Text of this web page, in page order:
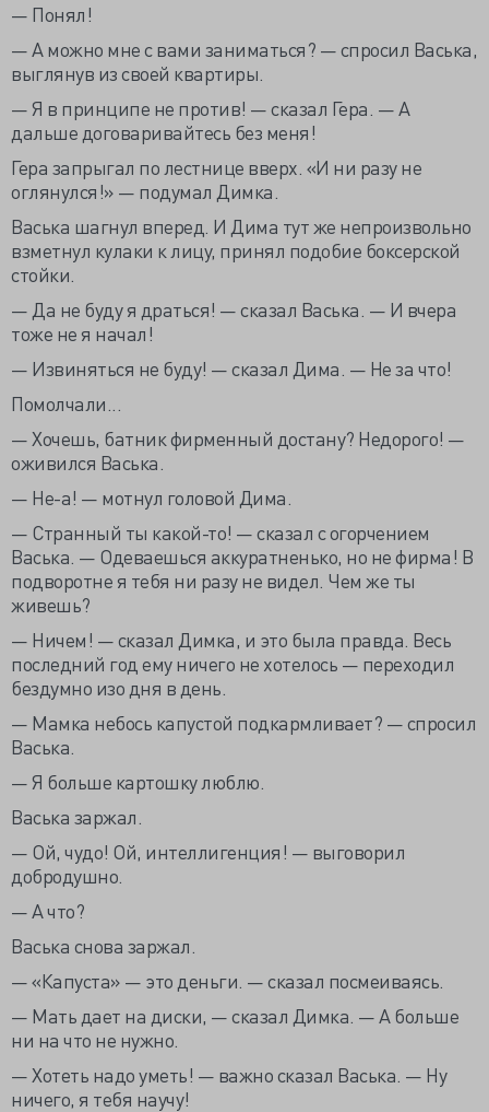
— Понял!
— А можно мне с вами заниматься? — спросил Васька,
выглянув из своей квартиры.
— Я в принципе не против! — сказал Гера. — А
дальше договаривайтесь без меня!
Гера запрыгал по лестнице вверх. «И ни разу не
оглянулся!» — подумал Димка.
Васька шагнул вперед. И Дима тут же непроизвольно
взметнул кулаки к лицу, принял подобие боксерской
стойки.
— Да не буду я драться! — сказал Васька. — И вчера
тоже не я начал!
— Извиняться не буду! — сказал Дима. — Не за что!
Помолчали...
— Хочешь, батник фирменный достану? Недорого! —
оживился Васька.
— Не-а! — мотнул головой Дима.
— Странный ты какой-то! — сказал с огорчением
Васька. — Одеваешься аккуратненько, но не фирма! В
подворотне я тебя ни разу не видел. Чем же ты
живешь?
— Ничем! — сказал Димка, и это была правда. Весь
последний год ему ничего не хотелось — переходил
бездумно изо дня в день.
— Мамка небось капустой подкармливает? — спросил
Васька.
— Я больше картошку люблю.
Васька заржал.
— Ой, чудо! Ой, интеллигенция! — выговорил
добродушно.
— А что?
Васька снова заржал.
— «Капуста» — это деньги. — сказал посмеиваясь.
— Мать дает на диски, — сказал Димка. — А больше
ни на что не нужно.
— Хотеть надо уметь! — важно сказал Васька. — Ну
ничего, я тебя научу!